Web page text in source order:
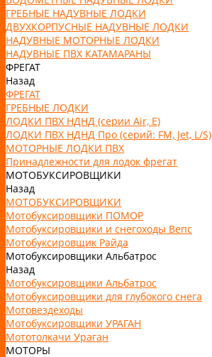
ГРЕБНЫЕ НАДУВНЫЕ ЛОДКИ
ДВУХКОРПУСНЫЕ НАДУВНЫЕ ЛОДКИ
НАДУВНЫЕ МОТОРНЫЕ ЛОДКИ
НАДУВНЫЕ ПВХ КАТАМАРАНЫ
ФРЕГАТ
Назад
ФРЕГАТ
ГРЕБНЫЕ ЛОДКИ
ЛОДКИ ПВХ НДНД (серии Air, Е)
ЛОДКИ ПВХ НДНД Про (серий: FM, Jet, L/S)
МОТОРНЫЕ ЛОДКИ ПВХ
Принадлежности для лодок фрегат
МОТОБУКСИРОВЩИКИ
Назад
МОТОБУКСИРОВЩИКИ
Мотобуксировщики ПОМОР
Мотобуксировщики и снегоходы Вепс
Мотобуксировщик Райда
Мотобуксировщики Альбатрос
Назад
Мотобуксировщики Альбатрос
Мотобуксировщики для глубокого снега
Мотовездеходы
Мотобуксировщики УРАГАН
Мототолкачи Ураган
МОТОРЫ